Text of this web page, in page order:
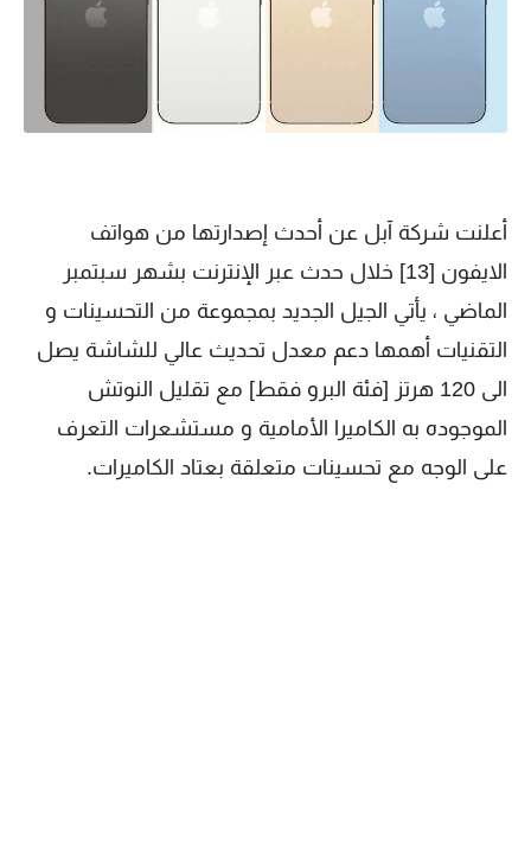
أعلنت شركة آبل عن أحدث إصدارتها من هواتف
الايفون [13] خلال حدث عبر الإنترنت بشهر سبتمبر
الماضي ، يأتي الجيل الجديد بمجموعة من التحسينات و
التقنيات أهمها دعم معدل تحديث عالي للشاشة يصل
الى 120 هرتز [فئة البرو فقط] مع تقليل النوتش
الموجوده به الكاميرا الأمامية و مستشعرات التعرف
على الوجه مع تحسينات متعلقة بعتاد الكاميرات.